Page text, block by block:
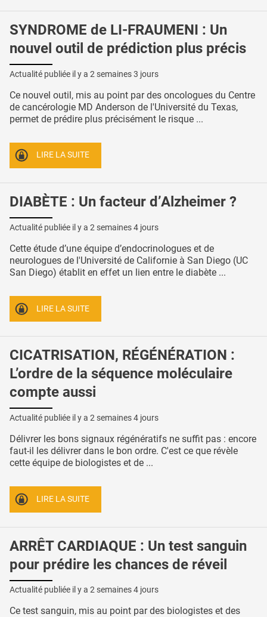
SYNDROME de LI-FRAUMENI : Un
nouvel outil de prédiction plus précis
Actualité publiée il y a 2 semaines 3 jours
Ce nouvel outil, mis au point par des oncologues du Centre
de cancérologie MD Anderson de l'Université du Texas,
permet de prédire plus précisément le risque ...
LIRE LA SUITE
DIABÈTE : Un facteur d’Alzheimer ?
Actualité publiée il y a 2 semaines 4 jours
Cette étude d’une équipe d’endocrinologues et de
neurologues de l'Université de Californie à San Diego (UC
San Diego) établit en effet un lien entre le diabète ...
LIRE LA SUITE
CICATRISATION, RÉGÉNÉRATION :
L’ordre de la séquence moléculaire
compte aussi
Actualité publiée il y a 2 semaines 4 jours
Délivrer les bons signaux régénératifs ne suffit pas : encore
faut-il les délivrer dans le bon ordre. C'est ce que révèle
cette équipe de biologistes et de ...
LIRE LA SUITE
ARRÊT CARDIAQUE : Un test sanguin
pour prédire les chances de réveil
Actualité publiée il y a 2 semaines 4 jours
Ce test sanguin, mis au point par des biologistes et des